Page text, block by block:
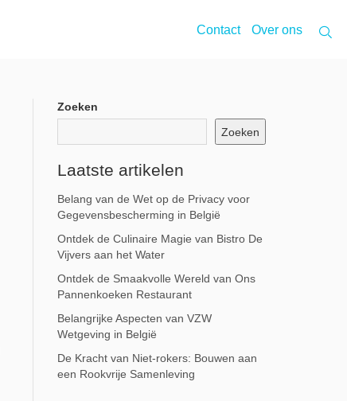
Over ons
Contact
Zoeken
Zoeken
Laatste artikelen
Belang van de Wet op de Privacy voor
Gegevensbescherming in België
Ontdek de Culinaire Magie van Bistro De
Vijvers aan het Water
Ontdek de Smaakvolle Wereld van Ons
Pannenkoeken Restaurant
Belangrijke Aspecten van VZW
Wetgeving in België
De Kracht van Niet-rokers: Bouwen aan
een Rookvrije Samenleving